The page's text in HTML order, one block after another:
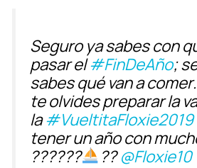
Seguro ya sabes con
pasar el#FinDeAño;
sabes qué van a
te olvides preparar la
la#VueltitaFloxie2019
tener un año con
??????
??@Floxie10